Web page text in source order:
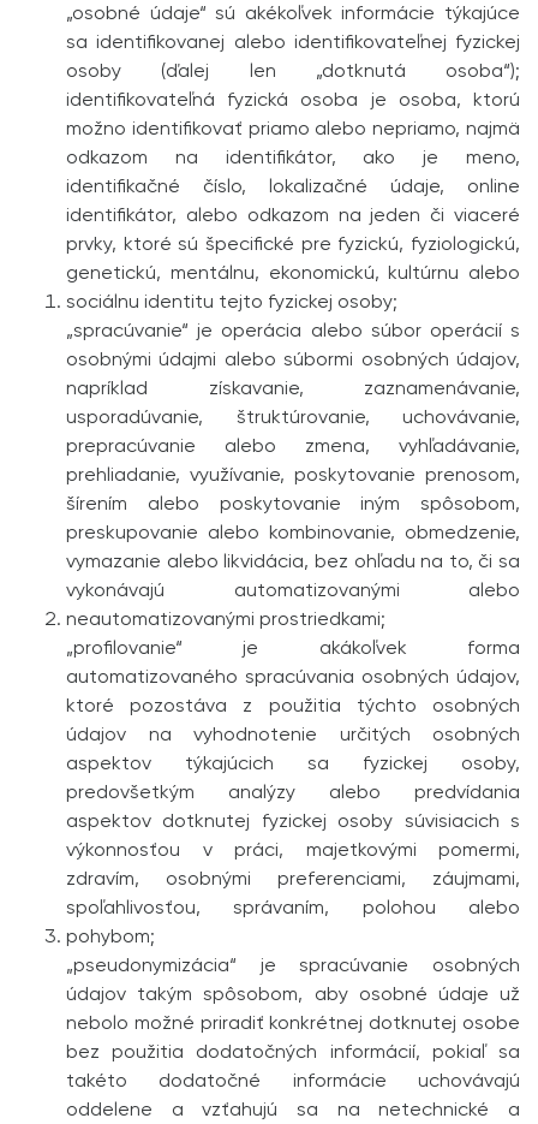
„osobné údaje“ sú akékoľvek informácie týkajúce
sa identifikovanej alebo identifikovateľnej fyzickej
osoby (ďalej len „dotknutá osoba“);
identifikovateľná fyzická osoba je osoba, ktorú
možno identifikovať priamo alebo nepriamo, najmä
odkazom na identifikátor, ako je meno,
identifikačné číslo, lokalizačné údaje, online
identifikátor, alebo odkazom na jeden či viaceré
prvky, ktoré sú špecifické pre fyzickú, fyziologickú,
genetickú, mentálnu, ekonomickú, kultúrnu alebo
sociálnu identitu tejto fyzickej osoby;
„spracúvanie“ je operácia alebo súbor operácií s
osobnými údajmi alebo súbormi osobných údajov,
napríklad získavanie, zaznamenávanie,
usporadúvanie, štruktúrovanie, uchovávanie,
prepracúvanie alebo zmena, vyhľadávanie,
prehliadanie, využívanie, poskytovanie prenosom,
šírením alebo poskytovanie iným spôsobom,
preskupovanie alebo kombinovanie, obmedzenie,
vymazanie alebo likvidácia, bez ohľadu na to, či sa
vykonávajú automatizovanými alebo
neautomatizovanými prostriedkami;
„profilovanie“ je akákoľvek forma
automatizovaného spracúvania osobných údajov,
ktoré pozostáva z použitia týchto osobných
údajov na vyhodnotenie určitých osobných
aspektov týkajúcich sa fyzickej osoby,
predovšetkým analýzy alebo predvídania
aspektov dotknutej fyzickej osoby súvisiacich s
výkonnosťou v práci, majetkovými pomermi,
zdravím, osobnými preferenciami, záujmami,
spoľahlivosťou, správaním, polohou alebo
pohybom;
„pseudonymizácia“ je spracúvanie osobných
údajov takým spôsobom, aby osobné údaje už
nebolo možné priradiť konkrétnej dotknutej osobe
bez použitia dodatočných informácií, pokiaľ sa
takéto dodatočné informácie uchovávajú
oddelene a vzťahujú sa na netechnické a